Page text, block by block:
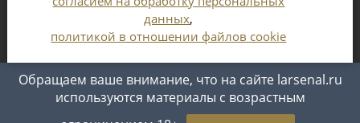
данных,
политикой в отношении файлов cookie
Обращаем ваше внимание, что на сайте larsenal.ru
используются материалы с возрастным